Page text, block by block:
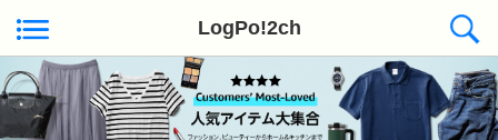
LogPo!2ch